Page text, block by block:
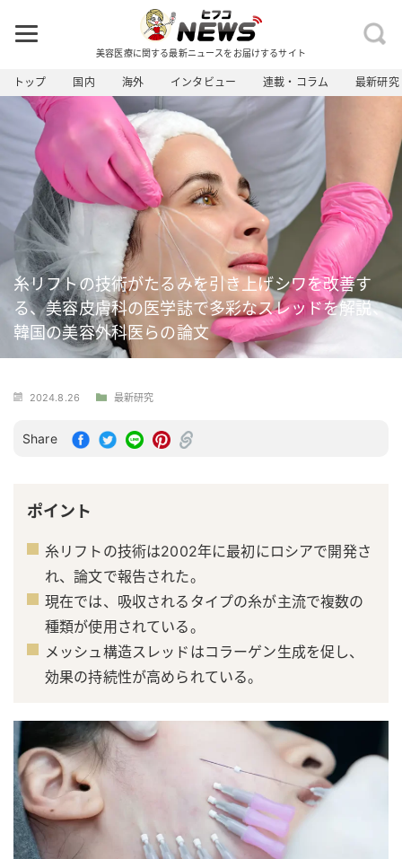
美容医療に関する最新ニュースをお届けするサイト
トップ 国内 海外 インタビュー 連載・コラム 最新研究
糸リフトの技術がたるみを引き上げシワを改善す
る、美容皮膚科の医学誌で多彩なスレッドを解説、
韓国の美容外科医らの論文
2024.8.26 最新研究
Share
ポイント
糸リフトの技術は2002年に最初にロシアで開発さ
れ、論文で報告された。
現在では、吸収されるタイプの糸が主流で複数の
種類が使用されている。
メッシュ構造スレッドはコラーゲン生成を促し、
効果の持続性が高められている。